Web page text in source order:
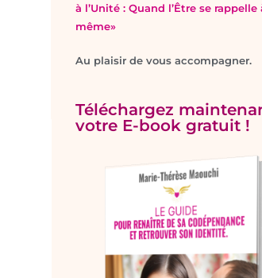
à l’Unité : Quand l’Être se rappelle
même»
Au plaisir de vous accompagner.
Téléchargez
votre E-book gratuit !